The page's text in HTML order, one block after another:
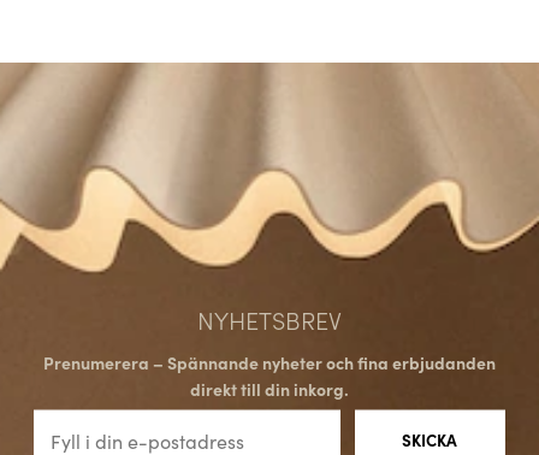
NYHETSBREV
Prenumerera – Spännande nyheter och fina erbjudanden
direkt till din inkorg.